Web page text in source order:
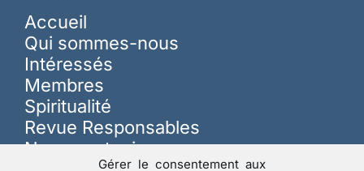
Gérer le consentement aux
Accueil
Qui sommes-nous
Intéressés
Membres
Spiritualité
Revue Responsables
Nous soutenir